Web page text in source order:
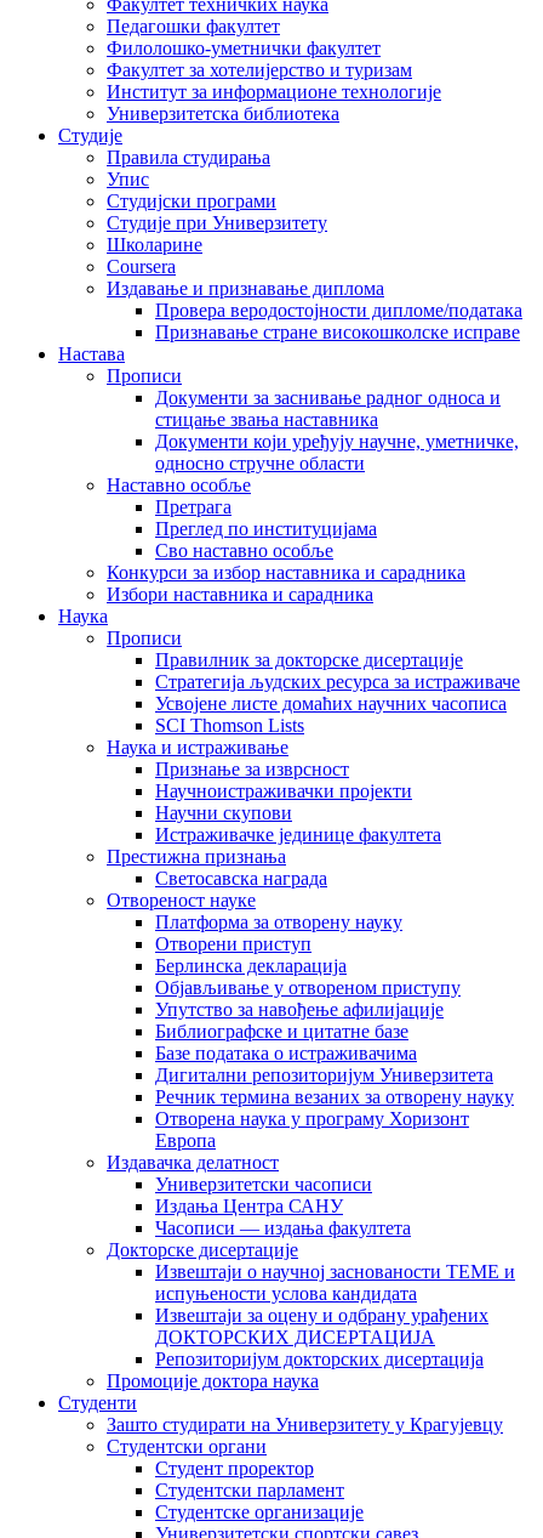
Факултет техничких наука
Педагошки факултет
Филолошко-уметнички факултет
Факултет за хотелијерство и туризам
Институт за информационе технологије
Универзитетска библиотека
Студије
Правила студирања
Упис
Студијски програми
Студије при Универзитету
Школарине
Coursera
Издавање и признавање диплома
Провера веродостојности дипломе/података
Признавање стране високошколске исправе
Настава
Прописи
Документи за заснивање радног односа и
стицање звања наставника
Документи који уређују научне, уметничке,
односно стручне области
Наставно особље
Претрага
Преглед по институцијама
Сво наставно особље
Конкурси за избор наставника и сарадника
Избори наставника и сарадника
Наука
Прописи
Правилник за докторске дисертације
Стратегија људских ресурса за истраживаче
Усвојене листе домаћих научних часописа
SCI Thomson Lists
Наука и истраживање
Признање за изврсност
Научноистраживачки пројекти
Научни скупови
Истраживачке јединице факултета
Престижна признања
Светосавска награда
Отвореност науке
Платформа за отворену науку
Отворени приступ
Берлинска декларација
Објављивање у отвореном приступу
Упутство за навођење афилијације
Библиографске и цитатне базе
Базе података о истраживачима
Дигитални репозиторијум Универзитета
Рeчник термина везаних за отворену науку
Отворена наука у програму Хоризонт
Европа
Издавачка делатност
Универзитетски часописи
Издања Центра САНУ
Часописи — издања факултета
Докторске дисертације
Извештаји о научној заснованости ТЕМЕ и
испуњености услова кандидата
Извештаји за оцену и одбрану урађених
ДОКТОРСКИХ ДИСЕРТАЦИЈА
Репозиторијум докторских дисертација
Промоције доктора наука
Студенти
Зашто студирати на Универзитету у Крагујевцу
Студентски органи
Студент проректор
Студентски парламент
Студентске организације
Универзитетски спортски савез